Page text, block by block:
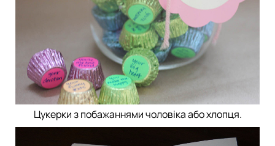
Цукерки з побажаннями чоловіка або хлопця.